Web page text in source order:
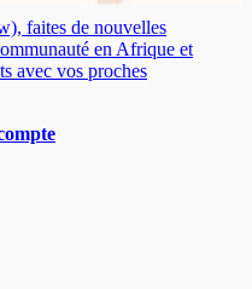
faites de nouvelles
en Afrique et
avec vos proches